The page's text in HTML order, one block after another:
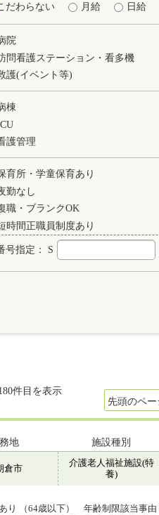
だわらない 月給 日給
院
問看護ステーション・看多機
護(イベント等)
棟
護管理
育所・学童保育あり
勤なし
職・ブランクOK
時間正職員制度あり
号指定： S
件目を表示
先頭のペー
地 施設種別
倉市
介護老人福祉施設(特
養)
り （64歳以下） 年齢制限該当事由